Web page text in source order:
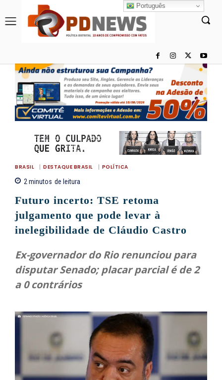
BRASIL DESTAQUE BRASIL POLÍTICA
2minutos de leitura
Futuro incerto: TSE retoma
julgamento que pode levar à
inelegibilidade de Cláudio Castro
Ex-governador do Rio renunciou para
disputar Senado; placar parcial é de 2
a 0 contrários
Português